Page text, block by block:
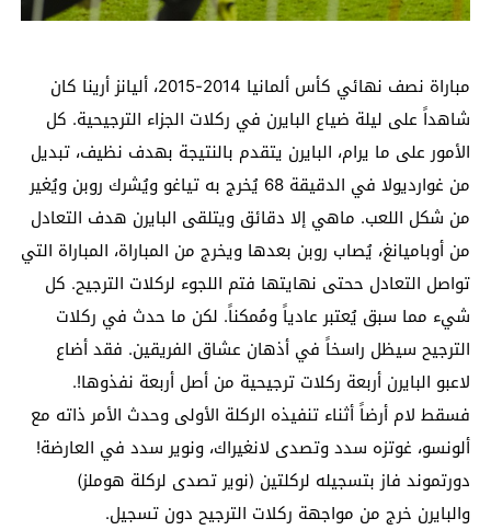
مباراة نصف نهائي كأس ألمانيا 2014-2015، أليانز أرينا كان
شاهداً على ليلة ضياع البايرن في ركلات الجزاء الترجيحية. كل
الأمور على ما يرام، البايرن يتقدم بالنتيجة بهدف نظيف، تبديل
من غوارديولا في الدقيقة 68 يُخرج به تياغو ويُشرك روبن ويُغير
من شكل اللعب. ماهي إلا دقائق ويتلقى البايرن هدف التعادل
من أوباميانغ، يُصاب روبن بعدها ويخرج من المباراة، المباراة التي
تواصل التعادل ححتى نهايتها فتم اللجوء لركلات الترجيح. كل
شيء مما سبق يُعتبر عادياً ومُمكناً. لكن ما حدث في ركلات
الترجيح سيظل راسخاً في أذهان عشاق الفريقين. فقد أضاع
لاعبو البايرن أربعة ركلات ترجيحية من أصل أربعة نفذوها!.
فسقط لام أرضاً أثناء تنفيذه الركلة الأولى وحدث الأمر ذاته مع
ألونسو، غوتزه سدد وتصدى لانغيراك، ونوير سدد في العارضة!
دورتموند فاز بتسجيله لركلتين (نوير تصدى لركلة هوملز)
والبايرن خرج من مواجهة ركلات الترجيح دون تسجيل.